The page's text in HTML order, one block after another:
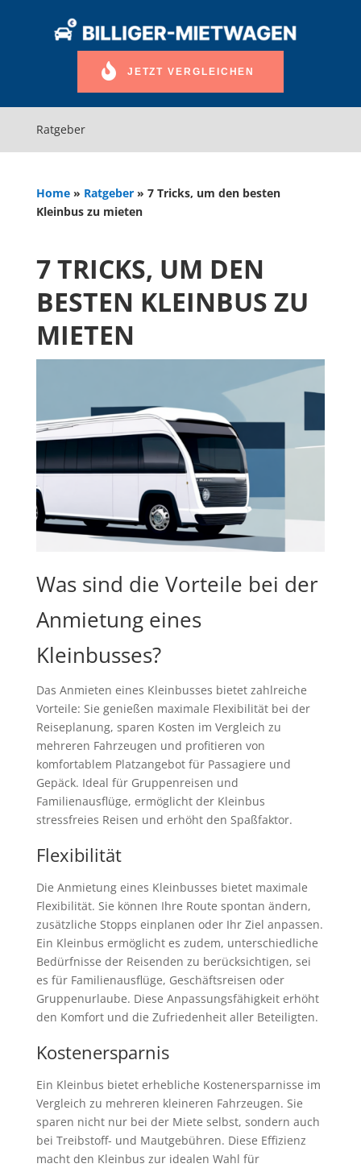
JETZT VERGLEICHEN
Ratgeber
Home» Ratgeber» 7 Tricks, um den besten
Kleinbus zu mieten
7 TRICKS, UM DEN
BESTEN KLEINBUS ZU
MIETEN
Was sind die Vorteile bei der
Anmietung eines
Kleinbusses?
Das Anmieten eines Kleinbusses bietet zahlreiche
Vorteile: Sie genießen maximale Flexibilität bei der
Reiseplanung, sparen Kosten im Vergleich zu
mehreren Fahrzeugen und profitieren von
komfortablem Platzangebot für Passagiere und
Gepäck. Ideal für Gruppenreisen und
Familienausflüge, ermöglicht der Kleinbus
stressfreies Reisen und erhöht den Spaßfaktor.
Flexibilität
Die Anmietung eines Kleinbusses bietet maximale
Flexibilität. Sie können Ihre Route spontan ändern,
zusätzliche Stopps einplanen oder Ihr Ziel anpassen.
Ein Kleinbus ermöglicht es zudem, unterschiedliche
Bedürfnisse der Reisenden zu berücksichtigen, sei
es für Familienausflüge, Geschäftsreisen oder
Gruppenurlaube. Diese Anpassungsfähigkeit erhöht
den Komfort und die Zufriedenheit aller Beteiligten.
Kostenersparnis
Ein Kleinbus bietet erhebliche Kostenersparnisse im
Vergleich zu mehreren kleineren Fahrzeugen. Sie
sparen nicht nur bei der Miete selbst, sondern auch
bei Treibstoff- und Mautgebühren. Diese Effizienz
macht den Kleinbus zur idealen Wahl für